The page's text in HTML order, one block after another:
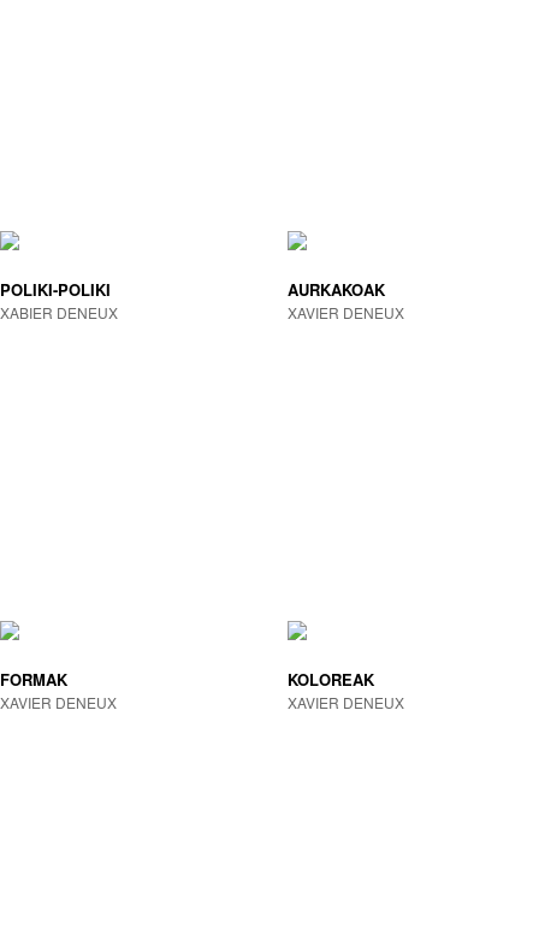
POLIKI-POLIKI
XABIER DENEUX
AURKAKOAK
XAVIER DENEUX
FORMAK
XAVIER DENEUX
KOLOREAK
XAVIER DENEUX